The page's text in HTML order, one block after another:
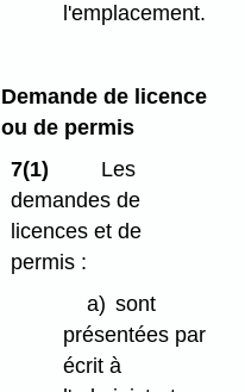
l'emplacement.
Demande de licence
ou de permis
7(1)
Les
demandes de
licences et de
permis :
a) sont
présentées par
écrit à